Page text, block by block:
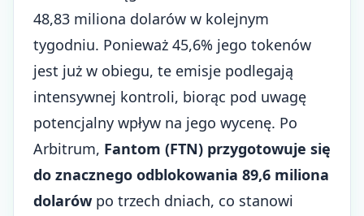
48,83 miliona dolarów w kolejnym
tygodniu. Ponieważ 45,6% jego tokenów
jest już w obiegu, te emisje podlegają
intensywnej kontroli, biorąc pod uwagę
potencjalny wpływ na jego wycenę. Po
Arbitrum, Fantom (FTN) przygotowuje się
do znacznego odblokowania 89,6 miliona
dolarów po trzech dniach, co stanowi